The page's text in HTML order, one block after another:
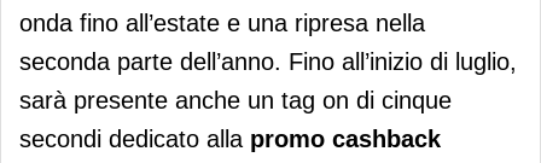
onda fino all’estate e una ripresa nella
seconda parte dell’anno. Fino all’inizio di luglio,
sarà presente anche un tag on di cinque
secondi dedicato alla promo cashback